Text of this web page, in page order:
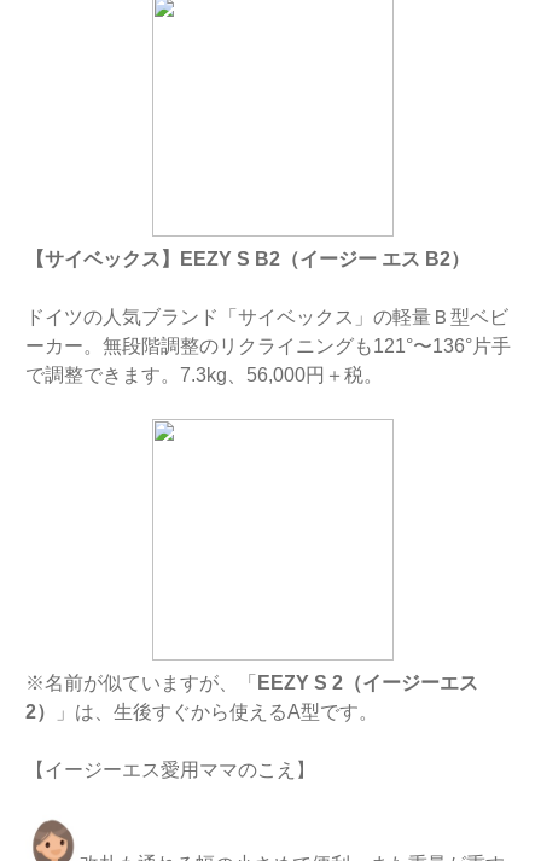
【サイベックス】EEZY S B2（イージー エス B2）
ドイツの人気ブランド「サイベックス」の軽量Ｂ型ベビ
ーカー。無段階調整のリクライニングも121°〜136°片手
で調整できます。7.3kg、56,000円＋税。
※名前が似ていますが、「 EEZY S 2（イージーエス
2）
」は、生後すぐから使えるA型です。
【イージーエス愛用ママのこえ】